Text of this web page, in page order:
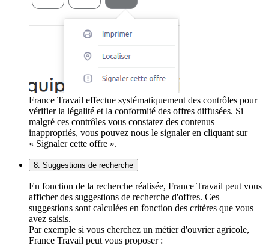
France Travail effectue systématiquement des contrôles pour
vérifier la légalité et la conformité des offres diffusées. Si
malgré ces contrôles vous constatez des contenus
inappropriés, vous pouvez nous le signaler en cliquant sur
« Signaler cette offre ».
8. Suggestions de recherche
En fonction de la recherche réalisée, France Travail peut vous
afficher des suggestions de recherche d'offres. Ces
suggestions sont calculées en fonction des critères que vous
avez saisis.
Par exemple si vous cherchez un métier d'ouvrier agricole,
France Travail peut vous proposer :